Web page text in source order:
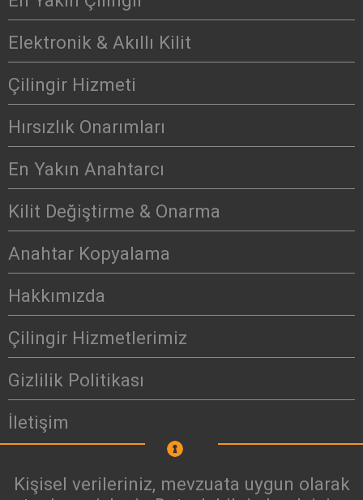
Elektronik & Akıllı Kilit
Çilingir Hizmeti
Hırsızlık Onarımları
En Yakın Anahtarcı
Kilit Değiştirme & Onarma
Anahtar Kopyalama
Hakkımızda
Çilingir Hizmetlerimiz
Gizlilik Politikası
İletişim
Kişisel verileriniz, mevzuata uygun olarak